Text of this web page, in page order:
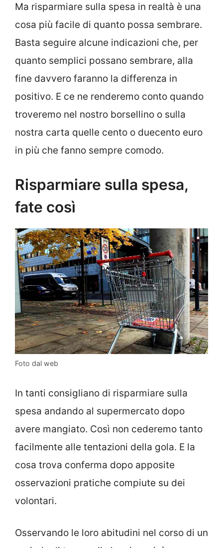
Ma risparmiare sulla spesa in realtà è una
cosa più facile di quanto possa sembrare.
Basta seguire alcune indicazioni che, per
quanto semplici possano sembrare, alla
fine davvero faranno la differenza in
positivo. E ce ne renderemo conto quando
troveremo nel nostro borsellino o sulla
nostra carta quelle cento o duecento euro
in più che fanno sempre comodo.
Risparmiare sulla spesa,
fate così
Foto dal web
In tanti consigliano di risparmiare sulla
spesa andando al supermercato dopo
avere mangiato. Così non cederemo tanto
facilmente alle tentazioni della gola. E la
cosa trova conferma dopo apposite
osservazioni pratiche compiute su dei
volontari.
Osservando le loro abitudini nel corso di un